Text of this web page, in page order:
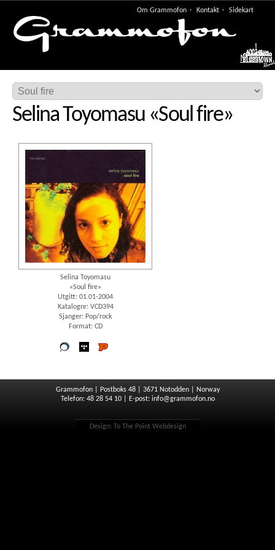
Om Grammofon Kontakt Sidekart
Meny
Selina Toyomasu «Soul fire»
Selina Toyomasu
«Soul fire»
Utgitt: 01.01-2004
Katalognr: VCD394
Sjanger: Pop/rock
Format: CD
Vår
wimp
Grammofon | Postboks 48 | 3671 Notodden | Norway
Telefon: 48 28 54 10 | E-post: info@grammofon.no
Design: To The Point Webdesign